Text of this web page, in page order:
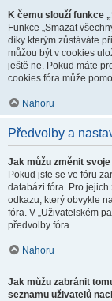
K čemu slouží funkce
Funkce „Smazat
díky kterým zůstáváte
můžou být v cookies
ještě ne. Pokud máte
cookies fóra může
Nahoru
Předvolby a
Jak můžu změnit
Pokud jste se ve fóru
databázi fóra. Pro jejich
odkazu, který obvykle
fóra. V „Uživatelském
předvolby fóra.
Nahoru
Jak můžu zabránit
seznamu uživatelů